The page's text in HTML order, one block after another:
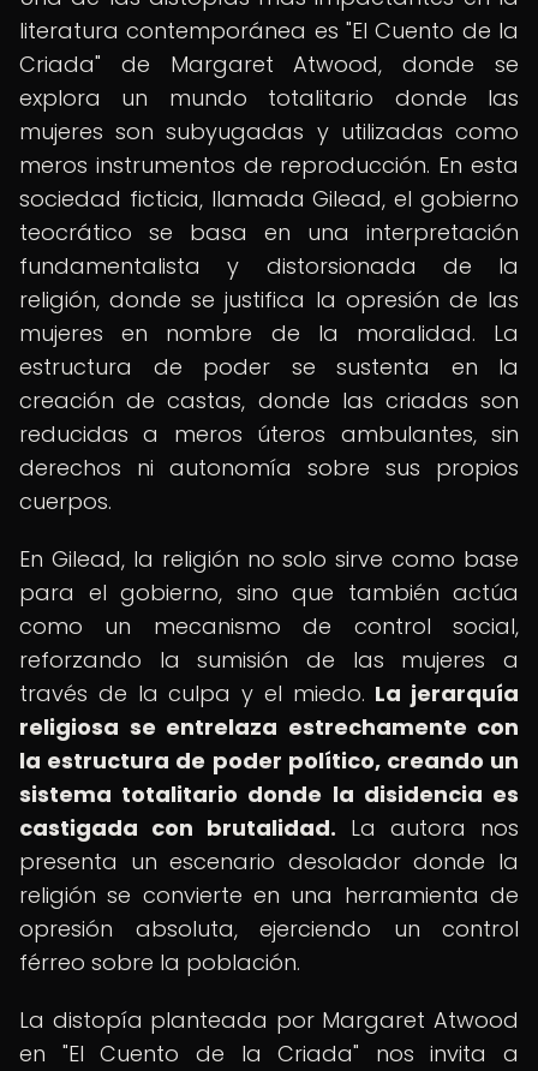
literatura contemporánea es "El Cuento de la
Criada" de Margaret Atwood, donde se
explora un mundo totalitario donde las
mujeres son subyugadas y utilizadas como
meros instrumentos de reproducción. En esta
sociedad ficticia, llamada Gilead, el gobierno
teocrático se basa en una interpretación
fundamentalista y distorsionada de la
religión, donde se justifica la opresión de las
mujeres en nombre de la moralidad. La
estructura de poder se sustenta en la
creación de castas, donde las criadas son
reducidas a meros úteros ambulantes, sin
derechos ni autonomía sobre sus propios
cuerpos.
En Gilead, la religión no solo sirve como base
para el gobierno, sino que también actúa
como un mecanismo de control social,
reforzando la sumisión de las mujeres a
través de la culpa y el miedo. La jerarquía
religiosa se entrelaza estrechamente con
la estructura de poder político, creando un
sistema totalitario donde la disidencia es
castigada con brutalidad. La autora nos
presenta un escenario desolador donde la
religión se convierte en una herramienta de
opresión absoluta, ejerciendo un control
férreo sobre la población.
La distopía planteada por Margaret Atwood
en "El Cuento de la Criada" nos invita a